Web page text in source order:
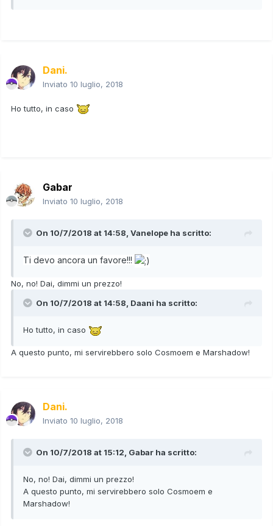
Dani.
Inviato 10 luglio, 2018
Ho tutto, in caso
Gabar
Inviato 10 luglio, 2018
On 10/7/2018 at 14:58, Vanelope ha scritto:
Ti devo ancora un favore!!!
No, no! Dai, dimmi un prezzo!
On 10/7/2018 at 14:58, Daani ha scritto:
Ho tutto, in caso
A questo punto, mi servirebbero solo Cosmoem e Marshadow!
Dani.
Inviato 10 luglio, 2018
On 10/7/2018 at 15:12, Gabar ha scritto:
No, no! Dai, dimmi un prezzo!
A questo punto, mi servirebbero solo Cosmoem e
Marshadow!